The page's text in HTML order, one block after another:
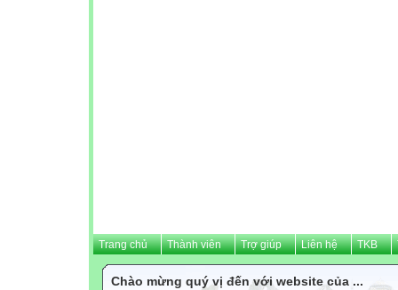
Trang chủ Thành viên Trợ giúp Liên hệ TKB
Chào mừng quý vị đến với website của ...